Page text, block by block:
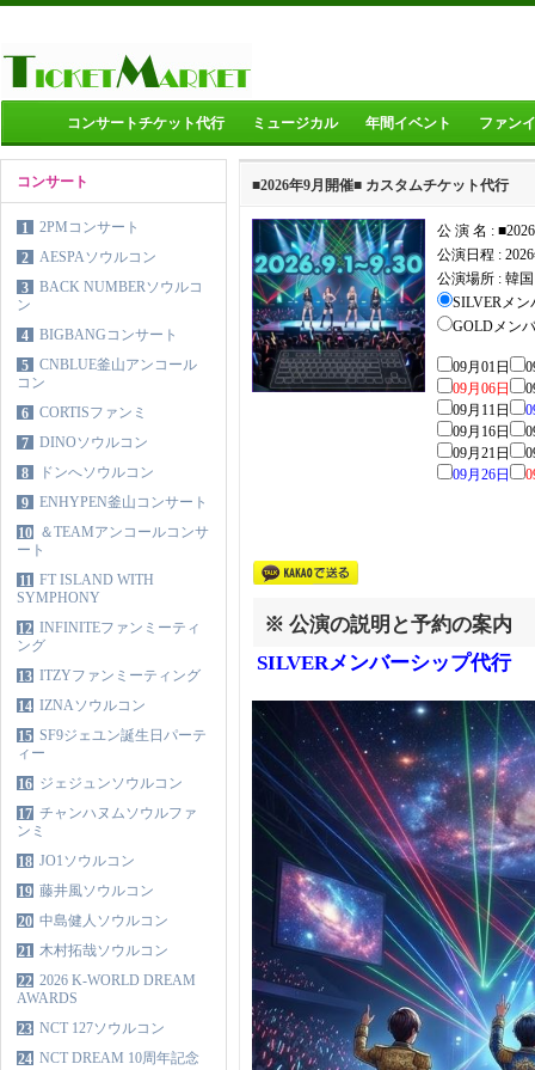
コンサートチケット代行 ミュージカル 年間イベント ファン
コンサート
1
2PMコンサート
2
AESPAソウルコン
3
BACK NUMBERソウルコ
ン
4
BIGBANGコンサート
5
CNBLUE釜山アンコール
コン
6
CORTISファンミ
7
DINOソウルコン
8
ドンへソウルコン
9
ENHYPEN釜山コンサート
10 ＆TEAMアンコールコンサ
ート
11 FT ISLAND WITH
SYMPHONY
12 INFINITEファンミーティ
ング
13 ITZYファンミーティング
14 IZNAソウルコン
15 SF9ジェユン誕生日パーテ
ィー
16 ジェジュンソウルコン
17 チャンハヌムソウルファ
ンミ
18 JO1ソウルコン
19 藤井風ソウルコン
20 中島健人ソウルコン
21 木村拓哉ソウルコン
22 2026 K-WORLD DREAM
AWARDS
23 NCT 127ソウルコン
24 NCT DREAM 10周年記念
■2026年9月開催■ カスタムチケット代行
公 演 名 :
公演日程 :
公演場所 : 韓国
SILVERメン
GOLDメン
09月01日
09月06日
09月11日
09月16日
09月21日
09月26日
※ 公演の説明と予約の案内
SILVERメンバーシップ代行